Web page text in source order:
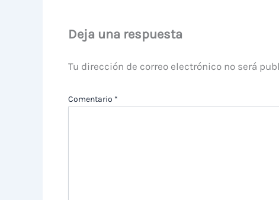
Deja una respuesta
Tu dirección de correo electrónico no será
Comentario *